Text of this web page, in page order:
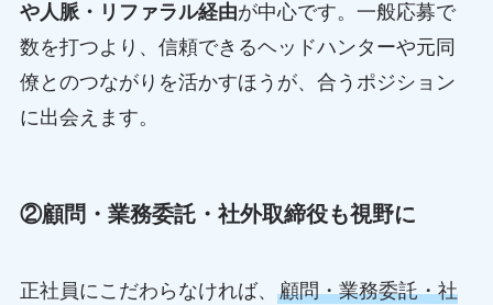
や人脈・リファラル経由が中心です。一般応募で
数を打つより、信頼できるヘッドハンターや元同
僚とのつながりを活かすほうが、合うポジション
に出会えます。
②顧問・業務委託・社外取締役も視野に
正社員にこだわらなければ、 顧問・業務委託・社